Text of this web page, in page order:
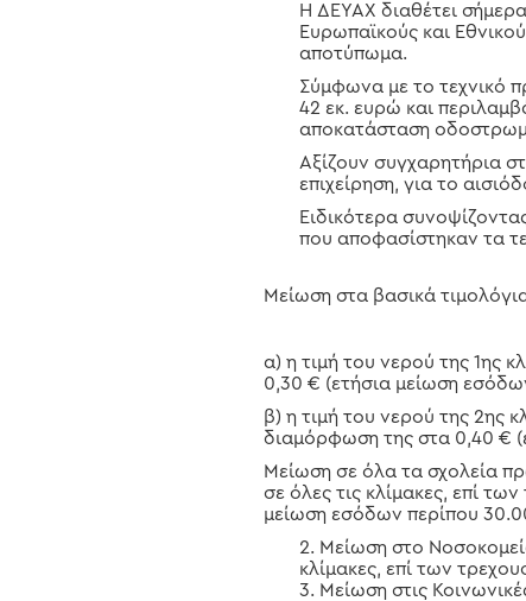
Η ΔΕΥΑΧ διαθέτει
Ευρωπαϊκούς και
αποτύπωμα.
Σύμφωνα με το τεχνικό
42 εκ. ευρώ και
αποκατάσταση
Αξίζουν συγχαρητήρια
επιχείρηση, για το
Ειδικότερα
που αποφασίστηκαν τα
Μείωση στα βασικά
α) η τιμή του νερού της 1ης
0,30 € (ετήσια μείωση
β) η τιμή του νερού της 2ης
διαμόρφωση της στα 0,40 €
Μείωση σε όλα τα σχολεία
σε όλες τις κλίμακες, επί
μείωση εσόδων περίπου
Μείωση στο
κλίμακες, επί των
Μείωση στις